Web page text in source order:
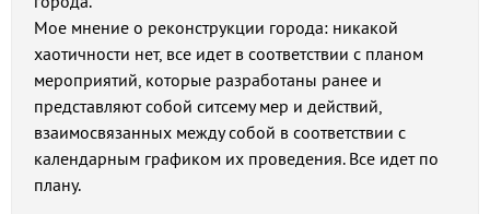
Мое мнение о реконструкции города: никакой
хаотичности нет, все идет в соответствии с планом
мероприятий, которые разработаны ранее и
представляют собой ситсему мер и действий,
взаимосвязанных между собой в соответствии с
календарным графиком их проведения. Все идет по
плану.